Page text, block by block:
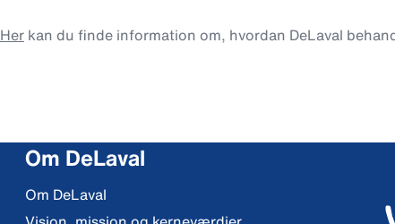
Her kan du finde information om, hvordan DeLaval
Om DeLaval
Om DeLaval